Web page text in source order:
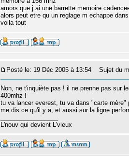
amors que j ai une barrette memoire
alors peut etre qu un reglage m echappe
voila tout
Posté le: 19 Déc 2005 à 13:54 Sujet du
Non, ne t'inquiète pas ! il ne prenne pas sur
400mhz !
tu va lancer everest, tu va dans "carte
me dis ce qu'il y a, et aussi sur la ligne
L'nouv qui devient L'vieux